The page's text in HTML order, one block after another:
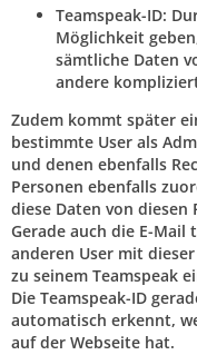
Teamspeak-ID:
Möglichkeit
sämtliche Daten
andere
Zudem kommt später
bestimmte User als
und denen ebenfalls
Personen ebenfalls
diese Daten von diesen
Gerade auch die E-Mail
anderen User mit
zu seinem Teamspeak
Die Teamspeak-ID
automatisch erkennt,
auf der Webseite hat.